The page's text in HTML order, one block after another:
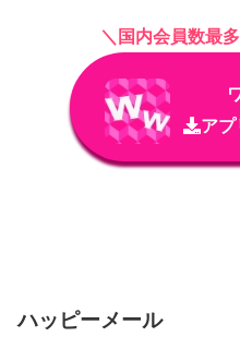
＼国内会員数最
アプ
ハッピーメール